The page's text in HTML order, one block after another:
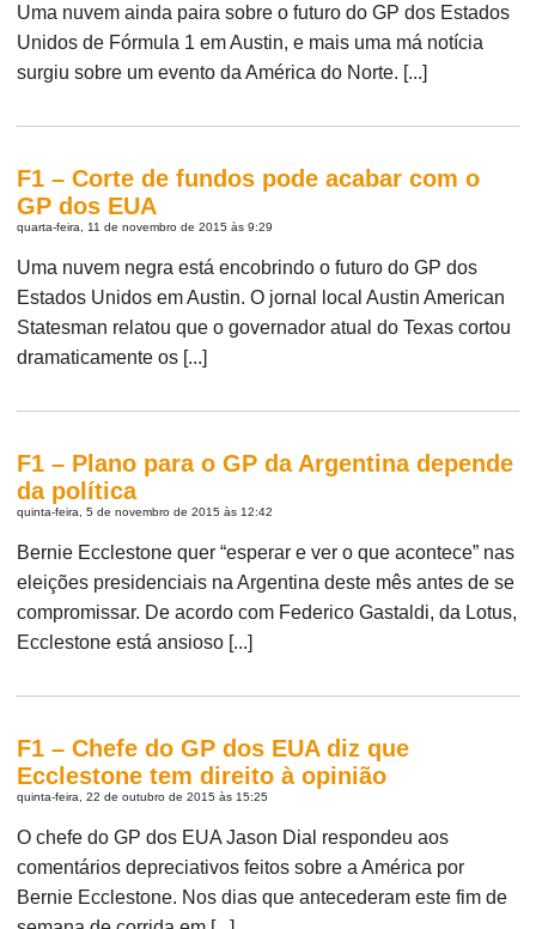
Uma nuvem ainda paira sobre o futuro do GP dos Estados
Unidos de Fórmula 1 em Austin, e mais uma má notícia
surgiu sobre um evento da América do Norte. [...]
F1 – Corte de fundos pode acabar com o
GP dos EUA
quarta-feira, 11 de novembro de 2015 às 9:29
Uma nuvem negra está encobrindo o futuro do GP dos
Estados Unidos em Austin. O jornal local Austin American
Statesman relatou que o governador atual do Texas cortou
dramaticamente os [...]
F1 – Plano para o GP da Argentina depende
da política
quinta-feira, 5 de novembro de 2015 às 12:42
Bernie Ecclestone quer “esperar e ver o que acontece” nas
eleições presidenciais na Argentina deste mês antes de se
compromissar. De acordo com Federico Gastaldi, da Lotus,
Ecclestone está ansioso [...]
F1 – Chefe do GP dos EUA diz que
Ecclestone tem direito à opinião
quinta-feira, 22 de outubro de 2015 às 15:25
O chefe do GP dos EUA Jason Dial respondeu aos
comentários depreciativos feitos sobre a América por
Bernie Ecclestone. Nos dias que antecederam este fim de